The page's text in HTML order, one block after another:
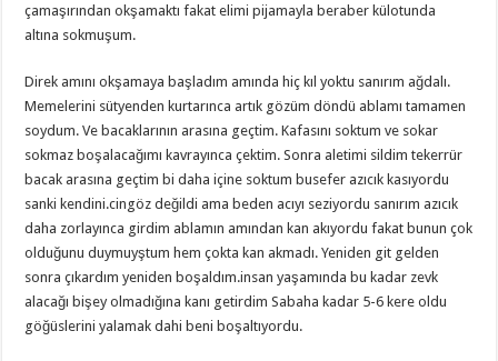
çamaşırından okşamaktı fakat elimi pijamayla beraber külotunda
altına sokmuşum.
Direk amını okşamaya başladım amında hiç kıl yoktu sanırım ağdalı.
Memelerini sütyenden kurtarınca artık gözüm döndü ablamı tamamen
soydum. Ve bacaklarının arasına geçtim. Kafasını soktum ve sokar
sokmaz boşalacağımı kavrayınca çektim. Sonra aletimi sildim tekerrür
bacak arasına geçtim bi daha içine soktum busefer azıcık kasıyordu
sanki kendini.cingöz değildi ama beden acıyı seziyordu sanırım azıcık
daha zorlayınca girdim ablamın amından kan akıyordu fakat bunun çok
olduğunu duymuyştum hem çokta kan akmadı. Yeniden git gelden
sonra çıkardım yeniden boşaldım.insan yaşamında bu kadar zevk
alacağı bişey olmadığına kanı getirdim Sabaha kadar 5-6 kere oldu
göğüslerini yalamak dahi beni boşaltıyordu.